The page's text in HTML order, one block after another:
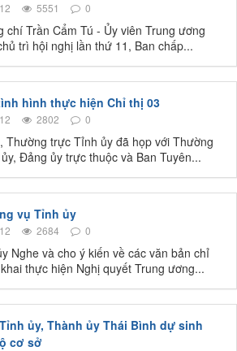
5551 0
chí Trần Cẩm Tú - Ủy viên Trung ương
trì hội nghị lần thứ 11, Ban chấp...
hình thực hiện Chỉ thị 03
2802 0
Thường trực Tỉnh ủy đã họp với Thường
Đảng ủy trực thuộc và Ban Tuyên...
vụ Tỉnh ủy
2684 0
Nghe và cho ý kiến về các văn bản chỉ
thực hiện Nghị quyết Trung ương...
ủy, Thành ủy Thái Bình dự sinh
cơ sở